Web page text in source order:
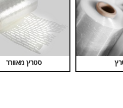
סטרץ מאוורר